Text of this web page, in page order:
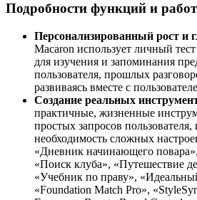
Подробности функций и
Персонализированный рост и
Macaron использует личный
для изучения и запоминания
пользователя, прошлых
развиваясь вместе с
Создание реальных
практичные, жизненные
простых запросов пользователя,
необходимость сложных
«Дневник начинающего
«Поиск клуба», «Путешествие
«Учебник по праву»,
«Foundation Match Pro»,